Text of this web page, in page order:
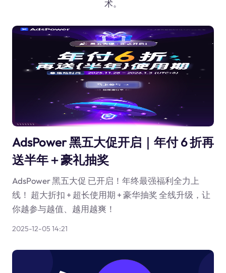
术。
AdsPower 黑五大促开启｜年付 6 折再
送半年＋豪礼抽奖
AdsPower 黑五大促 已开启！年终最强福利全力上
线！ 超大折扣 + 超长使用期 + 豪华抽奖 全线升级，让
你越参与越值、越用越爽！
2025-12-05 14:21